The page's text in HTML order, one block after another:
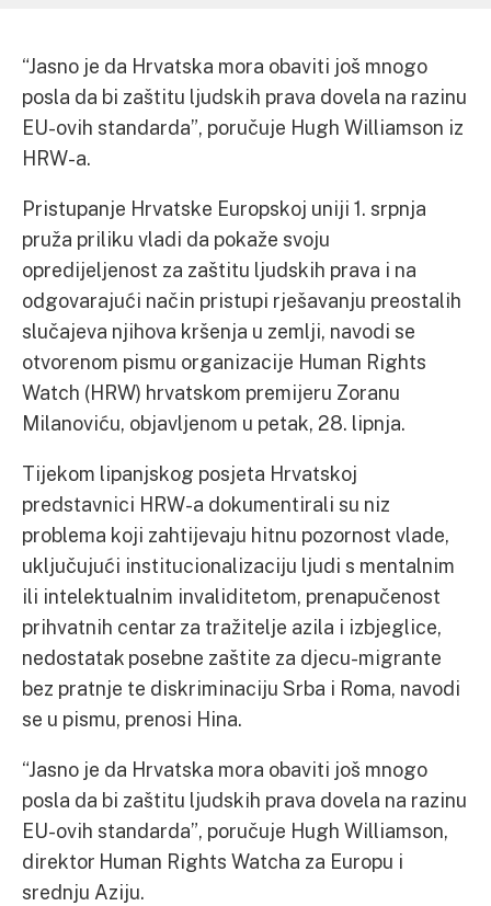
“Jasno je da Hrvatska mora obaviti još mnogo
posla da bi zaštitu ljudskih prava dovela na razinu
EU-ovih standarda”, poručuje Hugh Williamson iz
HRW-a.
Pristupanje Hrvatske Europskoj uniji 1. srpnja
pruža priliku vladi da pokaže svoju
opredijeljenost za zaštitu ljudskih prava i na
odgovarajući način pristupi rješavanju preostalih
slučajeva njihova kršenja u zemlji, navodi se
otvorenom pismu organizacije Human Rights
Watch (HRW) hrvatskom premijeru Zoranu
Milanoviću, objavljenom u petak, 28. lipnja.
Tijekom lipanjskog posjeta Hrvatskoj
predstavnici HRW-a dokumentirali su niz
problema koji zahtijevaju hitnu pozornost vlade,
uključujući institucionalizaciju ljudi s mentalnim
ili intelektualnim invaliditetom, prenapučenost
prihvatnih centar za tražitelje azila i izbjeglice,
nedostatak posebne zaštite za djecu-migrante
bez pratnje te diskriminaciju Srba i Roma, navodi
se u pismu, prenosi Hina.
“Jasno je da Hrvatska mora obaviti još mnogo
posla da bi zaštitu ljudskih prava dovela na razinu
EU-ovih standarda”, poručuje Hugh Williamson,
direktor Human Rights Watcha za Europu i
srednju Aziju.